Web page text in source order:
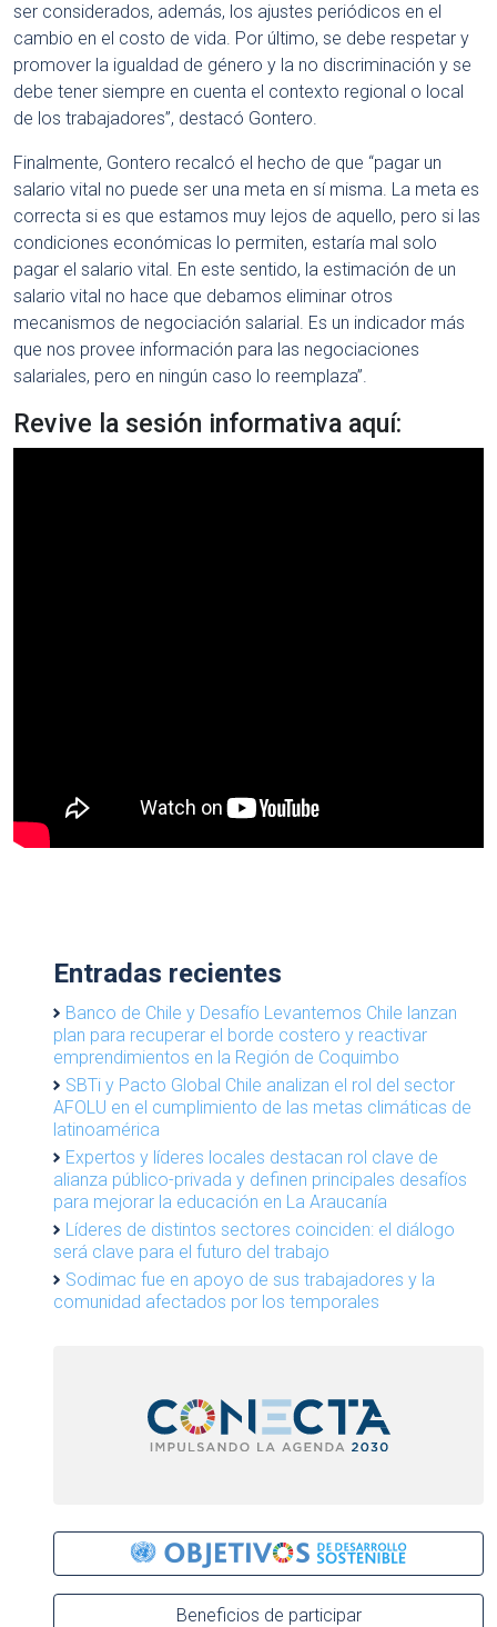
ser considerados, además, los ajustes periódicos en el
cambio en el costo de vida. Por último, se debe respetar y
promover la igualdad de género y la no discriminación y se
debe tener siempre en cuenta el contexto regional o local
de los trabajadores”, destacó Gontero.
Finalmente, Gontero recalcó el hecho de que “pagar un
salario vital no puede ser una meta en sí misma. La meta es
correcta si es que estamos muy lejos de aquello, pero si las
condiciones económicas lo permiten, estaría mal solo
pagar el salario vital. En este sentido, la estimación de un
salario vital no hace que debamos eliminar otros
mecanismos de negociación salarial. Es un indicador más
que nos provee información para las negociaciones
salariales, pero en ningún caso lo reemplaza”.
Revive la sesión informativa aquí:
Entradas recientes
Banco de Chile y Desafío Levantemos Chile lanzan
plan para recuperar el borde costero y reactivar
emprendimientos en la Región de Coquimbo
SBTi y Pacto Global Chile analizan el rol del sector
AFOLU en el cumplimiento de las metas climáticas de
latinoamérica
Expertos y líderes locales destacan rol clave de
alianza público-privada y definen principales desafíos
para mejorar la educación en La Araucanía
Líderes de distintos sectores coinciden: el diálogo
será clave para el futuro del trabajo
Sodimac fue en apoyo de sus trabajadores y la
comunidad afectados por los temporales
Beneficios de participar